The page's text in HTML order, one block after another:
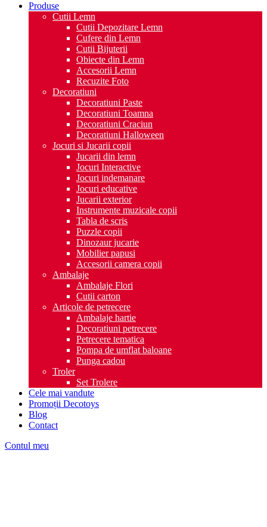
Produse
Cutii Lemn
Cutii Depozitare Lemn
Cufere din Lemn
Cutii Bijuterii
Obiecte din Lemn
Accesorii Lemn
Recuzite Foto
Decoratiuni
Decoratiuni Paste
Decoratiuni Toamna
Decoratiuni Craciun
Decoratiuni Halloween
Jocuri si Jucarii copii
Jucarii din lemn
Jocuri Interactive
Jocuri indemanare
Jocuri educative
Jucarii exterior
Instrumente muzicale copii
Tabla de scris
Puzzle copii
Dinozaur jucarie
Mobilier papusi
Accesorii camera copii
Ambalaje
Ambalaje Flori
Cutii carton
Articole de petrecere
Ambalaje hartie
Decoratiuni petrecere
Petrecere tematica
Pompa de umflat baloane
Punga cadou
Troler
Set Trolere
Cele mai vandute
Promoții Decotoys
Blog
Contact
Contul meu